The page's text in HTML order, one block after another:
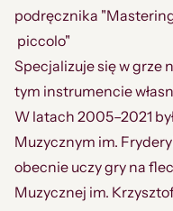
podręcznika
piccolo"
Specjalizuje się w grze
tym instrumencie
W latach 2005–2021
Muzycznym im.
obecnie uczy gry na
Muzycznej im.